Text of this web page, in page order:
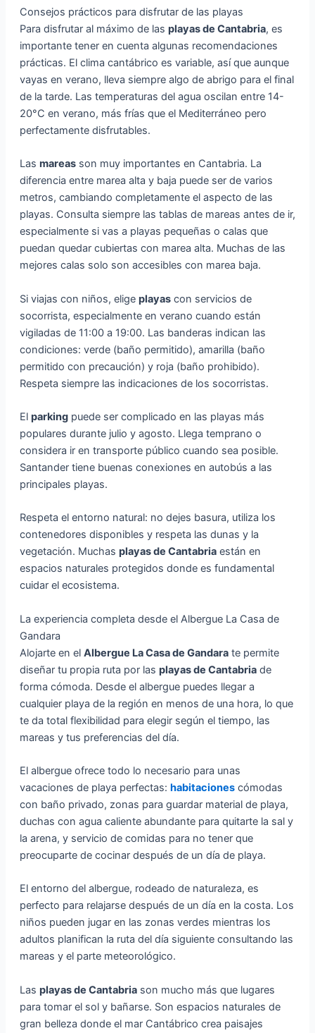
Consejos prácticos para disfrutar de las playas
Para disfrutar al máximo de las playas de Cantabria, es
importante tener en cuenta algunas recomendaciones
prácticas. El clima cantábrico es variable, así que aunque
vayas en verano, lleva siempre algo de abrigo para el final
de la tarde. Las temperaturas del agua oscilan entre 14-
20°C en verano, más frías que el Mediterráneo pero
perfectamente disfrutables.
Las mareasson muy importantes en Cantabria. La
diferencia entre marea alta y baja puede ser de varios
metros, cambiando completamente el aspecto de las
playas. Consulta siempre las tablas de mareas antes de ir,
especialmente si vas a playas pequeñas o calas que
puedan quedar cubiertas con marea alta. Muchas de las
mejores calas solo son accesibles con marea baja.
Si viajas con niños, elige playascon servicios de
socorrista, especialmente en verano cuando están
vigiladas de 11:00 a 19:00. Las banderas indican las
condiciones: verde (baño permitido), amarilla (baño
permitido con precaución) y roja (baño prohibido).
Respeta siempre las indicaciones de los socorristas.
El parkingpuede ser complicado en las playas más
populares durante julio y agosto. Llega temprano o
considera ir en transporte público cuando sea posible.
Santander tiene buenas conexiones en autobús a las
principales playas.
Respeta el entorno natural: no dejes basura, utiliza los
contenedores disponibles y respeta las dunas y la
vegetación. Muchas playas de Cantabriaestán en
espacios naturales protegidos donde es fundamental
cuidar el ecosistema.
La experiencia completa desde el Albergue La Casa de
Gandara
Alojarte en el Albergue La Casa de Gandarate permite
diseñar tu propia ruta por las playas de Cantabriade
forma cómoda. Desde el albergue puedes llegar a
cualquier playa de la región en menos de una hora, lo que
te da total flexibilidad para elegir según el tiempo, las
mareas y tus preferencias del día.
El albergue ofrece todo lo necesario para unas
vacaciones de playa perfectas: habitacionescómodas
con baño privado, zonas para guardar material de playa,
duchas con agua caliente abundante para quitarte la sal y
la arena, y servicio de comidas para no tener que
preocuparte de cocinar después de un día de playa.
El entorno del albergue, rodeado de naturaleza, es
perfecto para relajarse después de un día en la costa. Los
niños pueden jugar en las zonas verdes mientras los
adultos planifican la ruta del día siguiente consultando las
mareas y el parte meteorológico.
Las playas de Cantabriason mucho más que lugares
para tomar el sol y bañarse. Son espacios naturales de
gran belleza donde el mar Cantábrico crea paisajes